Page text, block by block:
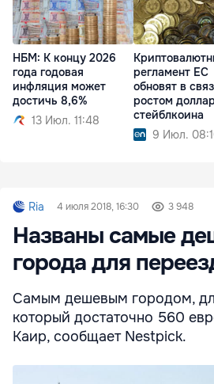
НБМ: К концу 2026
года годовая
инфляция может
достичь 8,6%
13 Июл. 11:48
регламент ЕС
обновят в
ростом
стейблкоина
9 Июл.
Ria 4 июля 2018, 16:30 3 948
Названы самые
города для
Самым дешевым городом,
который достаточно 560
Каир, сообщает Nestpick.